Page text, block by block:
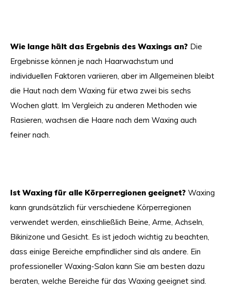
Wie lange hält das Ergebnis des Waxings an? Die
Ergebnisse können je nach Haarwachstum und
individuellen Faktoren variieren, aber im Allgemeinen bleibt
die Haut nach dem Waxing für etwa zwei bis sechs
Wochen glatt. Im Vergleich zu anderen Methoden wie
Rasieren, wachsen die Haare nach dem Waxing auch
feiner nach.
Ist Waxing für alle Körperregionen geeignet? Waxing
kann grundsätzlich für verschiedene Körperregionen
verwendet werden, einschließlich Beine, Arme, Achseln,
Bikinizone und Gesicht. Es ist jedoch wichtig zu beachten,
dass einige Bereiche empfindlicher sind als andere. Ein
professioneller Waxing-Salon kann Sie am besten dazu
beraten, welche Bereiche für das Waxing geeignet sind.